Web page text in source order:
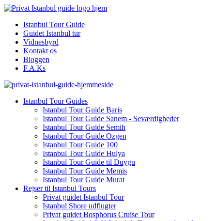
Istanbul Tour Guide
Guidet Istanbul tur
Vidnesbyrd
Kontakt os
Bloggen
F.A.Ks
Istanbul Tour Guides
Istanbul Tour Guide Baris
Istanbul Tour Guide Sanem - Seværdigheder
Istanbul Tour Guide Semih
Istanbul Tour Guide Ozgen
Istanbul Tour Guide 100
Istanbul Tour Guide Hulya
Istanbul Tour Guide til Duygu
Istanbul Tour Guide Memis
Istanbul Tour Guide Murat
Rejser til Istanbul Tours
Privat guidet Istanbul Tour
Istanbul Shore udflugter
Privat guidet Bosphorus Cruise Tour